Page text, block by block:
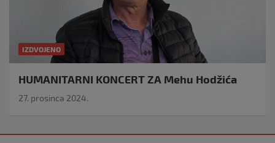
IZDVOJENO
HUMANITARNI KONCERT ZA Mehu Hodžića
27. prosinca 2024.